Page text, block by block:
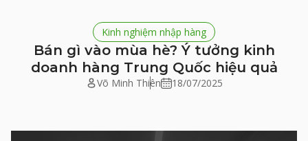
Kinh nghiệm nhập hàng
Bán gì vào mùa hè? Ý tưởng kinh
doanh hàng Trung Quốc hiệu quả
Võ Minh Thiên 18/07/2025